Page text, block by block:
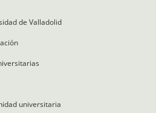
de Valladolid
universitaria